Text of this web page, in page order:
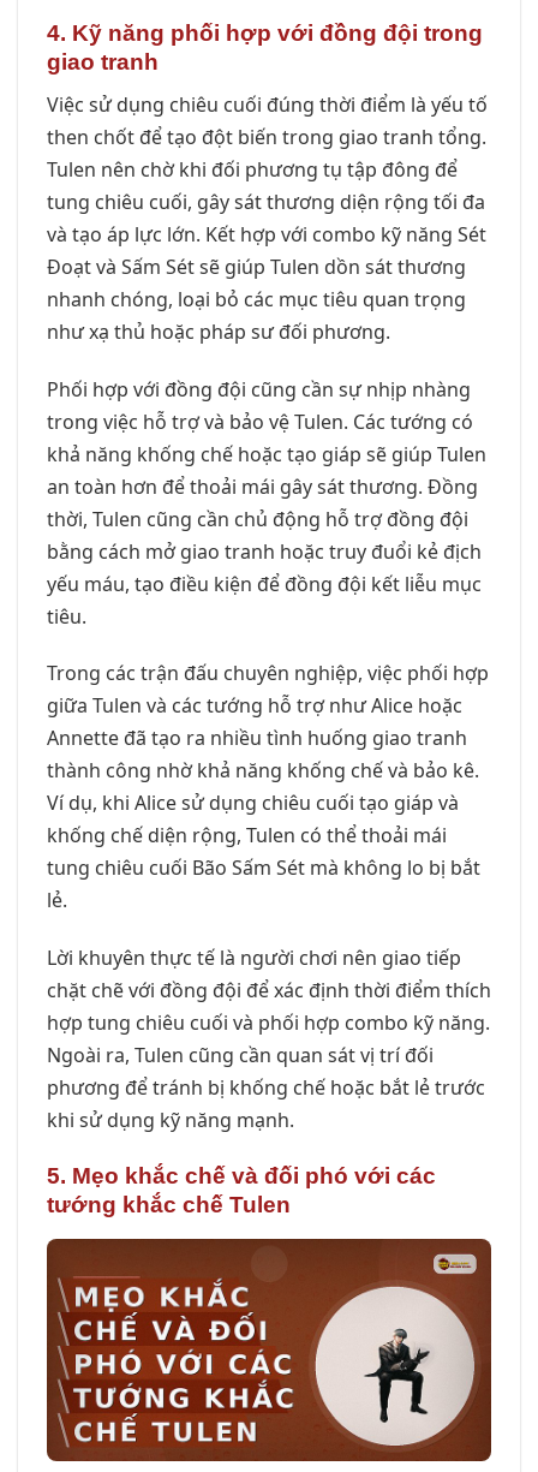
4. Kỹ năng phối hợp với đồng đội trong
giao tranh
Việc sử dụng chiêu cuối đúng thời điểm là yếu tố
then chốt để tạo đột biến trong giao tranh tổng.
Tulen nên chờ khi đối phương tụ tập đông để
tung chiêu cuối, gây sát thương diện rộng tối đa
và tạo áp lực lớn. Kết hợp với combo kỹ năng Sét
Đoạt và Sấm Sét sẽ giúp Tulen dồn sát thương
nhanh chóng, loại bỏ các mục tiêu quan trọng
như xạ thủ hoặc pháp sư đối phương.
Phối hợp với đồng đội cũng cần sự nhịp nhàng
trong việc hỗ trợ và bảo vệ Tulen. Các tướng có
khả năng khống chế hoặc tạo giáp sẽ giúp Tulen
an toàn hơn để thoải mái gây sát thương. Đồng
thời, Tulen cũng cần chủ động hỗ trợ đồng đội
bằng cách mở giao tranh hoặc truy đuổi kẻ địch
yếu máu, tạo điều kiện để đồng đội kết liễu mục
tiêu.
Trong các trận đấu chuyên nghiệp, việc phối hợp
giữa Tulen và các tướng hỗ trợ như Alice hoặc
Annette đã tạo ra nhiều tình huống giao tranh
thành công nhờ khả năng khống chế và bảo kê.
Ví dụ, khi Alice sử dụng chiêu cuối tạo giáp và
khống chế diện rộng, Tulen có thể thoải mái
tung chiêu cuối Bão Sấm Sét mà không lo bị bắt
lẻ.
Lời khuyên thực tế là người chơi nên giao tiếp
chặt chẽ với đồng đội để xác định thời điểm thích
hợp tung chiêu cuối và phối hợp combo kỹ năng.
Ngoài ra, Tulen cũng cần quan sát vị trí đối
phương để tránh bị khống chế hoặc bắt lẻ trước
khi sử dụng kỹ năng mạnh.
5. Mẹo khắc chế và đối phó với các
tướng khắc chế Tulen